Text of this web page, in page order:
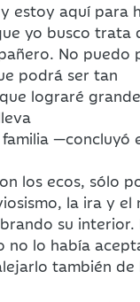
estoy aquí para
yo busco trata
No
podrá ser tan
lograré
—concluyó
los ecos, sólo
la ira y el
su
no lo había
también de